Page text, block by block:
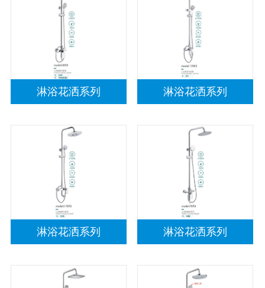
淋浴花洒系列 淋浴花洒系列
淋浴花洒系列 淋浴花洒系列